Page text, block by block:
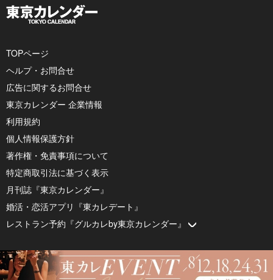
TOPページ
ヘルプ・お問合せ
広告に関するお問合せ
東京カレンダー 企業情報
利用規約
個人情報保護方針
著作権・免責事項について
特定商取引法に基づく表示
月刊誌『東京カレンダー』
婚活・恋活アプリ『東カレデート』
レストラン予約『グルカレby東京カレンダー』